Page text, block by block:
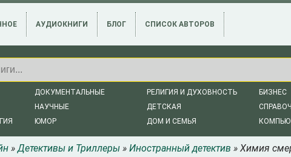
АУДИОКНИГИ БЛОГ СПИСОК АВТОРОВ
ДОКУМЕНТАЛЬНЫЕ
НАУЧНЫЕ
ЮМОР
РЕЛИГИЯ И ДУХОВНОСТЬ
ДЕТСКАЯ
ДОМ И СЕМЬЯ
БИЗНЕС
»Детективы и Триллеры » Иностранный детектив » Химия